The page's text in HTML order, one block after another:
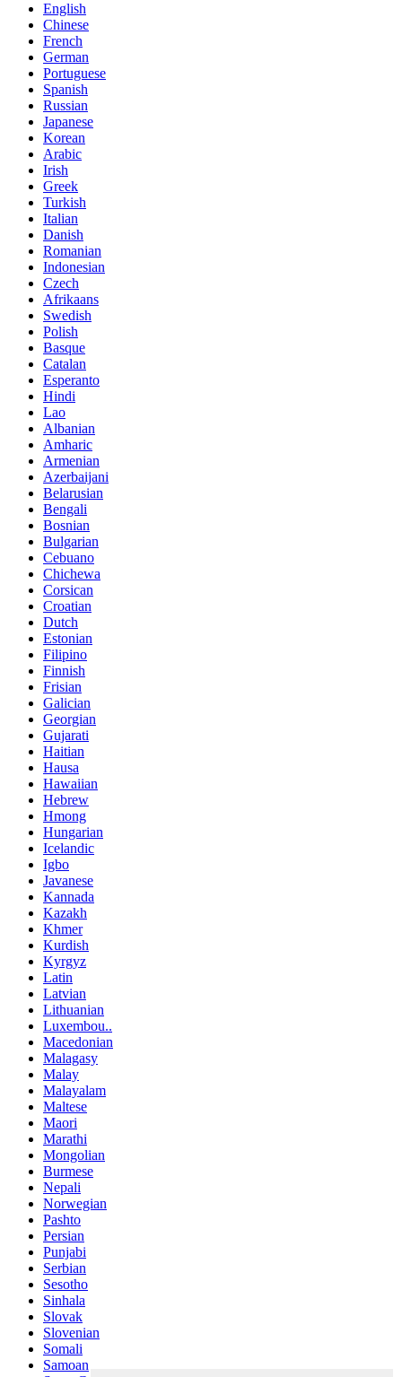
English
Chinese
French
German
Portuguese
Spanish
Russian
Japanese
Korean
Arabic
Irish
Greek
Turkish
Italian
Danish
Romanian
Indonesian
Czech
Afrikaans
Swedish
Polish
Basque
Catalan
Esperanto
Hindi
Lao
Albanian
Amharic
Armenian
Azerbaijani
Belarusian
Bengali
Bosnian
Bulgarian
Cebuano
Chichewa
Corsican
Croatian
Dutch
Estonian
Filipino
Finnish
Frisian
Galician
Georgian
Gujarati
Haitian
Hausa
Hawaiian
Hebrew
Hmong
Hungarian
Icelandic
Igbo
Javanese
Kannada
Kazakh
Khmer
Kurdish
Kyrgyz
Latin
Latvian
Lithuanian
Luxembou..
Macedonian
Malagasy
Malay
Malayalam
Maltese
Maori
Marathi
Mongolian
Burmese
Nepali
Norwegian
Pashto
Persian
Punjabi
Serbian
Sesotho
Sinhala
Slovak
Slovenian
Somali
Samoan